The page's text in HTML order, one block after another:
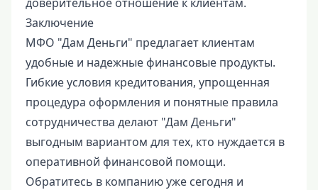
Заключение
МФО "Дам Деньги" предлагает клиентам
удобные и надежные финансовые продукты.
Гибкие условия кредитования, упрощенная
процедура оформления и понятные правила
сотрудничества делают "Дам Деньги"
выгодным вариантом для тех, кто нуждается в
оперативной финансовой помощи.
Обратитесь в компанию уже сегодня и